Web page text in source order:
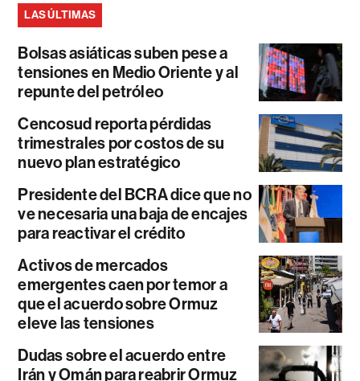
LAS ÚLTIMAS
Bolsas asiáticas suben pese a
tensiones en Medio Oriente y al
repunte del petróleo
Cencosud reporta pérdidas
trimestrales por costos de su
nuevo plan estratégico
Presidente del BCRA dice que no
ve necesaria una baja de encajes
para reactivar el crédito
Activos de mercados
emergentes caen por temor a
que el acuerdo sobre Ormuz
eleve las tensiones
Dudas sobre el acuerdo entre
Irán y Omán para reabrir Ormuz